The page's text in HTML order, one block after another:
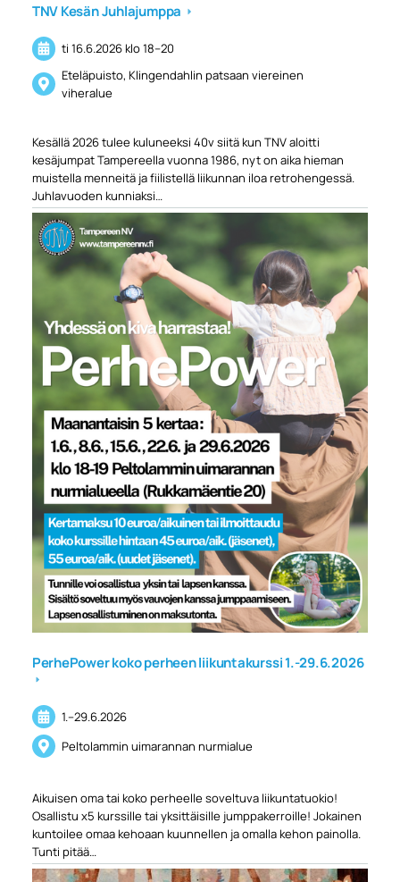
TNV Kesän Juhlajumppa
ti 16.6.2026klo 18–20
Eteläpuisto, Klingendahlin patsaan viereinen
viheralue
Kesällä 2026 tulee kuluneeksi 40v siitä kun TNV aloitti
kesäjumpat Tampereella vuonna 1986, nyt on aika hieman
muistella menneitä ja fiilistellä liikunnan iloa retrohengessä.
Juhlavuoden kunniaksi…
PerhePower koko perheen liikuntakurssi 1.-29.6.2026
1.–29.6.2026
Peltolammin uimarannan nurmialue
Aikuisen oma tai koko perheelle soveltuva liikuntatuokio!
Osallistu x5 kurssille tai yksittäisille jumppakerroille! Jokainen
kuntoilee omaa kehoaan kuunnellen ja omalla kehon painolla.
Tunti pitää…